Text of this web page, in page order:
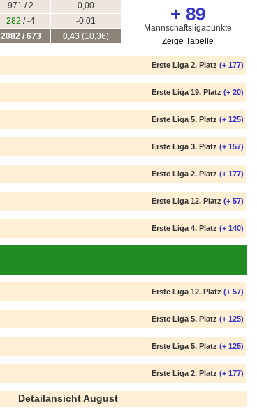
971 / 2
0,00
282 / -4
-0,01
2082 / 673 0,43(10,36)
+ 89
Mannschaftsligapunkte
Zeige Tabelle
Erste Liga 2. Platz (+ 177)
Erste Liga 19. Platz (+ 20)
Erste Liga 5. Platz (+ 125)
Erste Liga 3. Platz (+ 157)
Erste Liga 2. Platz (+ 177)
Erste Liga 12. Platz (+ 57)
Erste Liga 4. Platz (+ 140)
Erste Liga 12. Platz (+ 57)
Erste Liga 5. Platz (+ 125)
Erste Liga 5. Platz (+ 125)
Erste Liga 2. Platz (+ 177)
Detailansicht August